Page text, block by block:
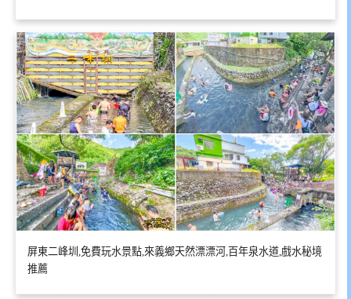
屏東二峰圳,免費玩水景點,來義鄉天然漂漂河,百年泉水道,戲水秘境
推薦